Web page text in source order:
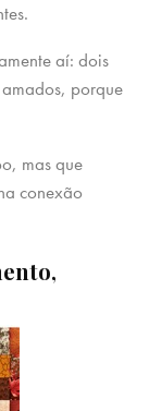
aí: dois
porque
mas que
conexão